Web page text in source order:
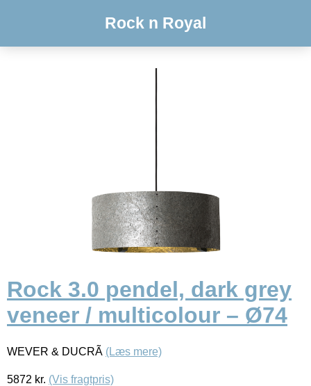
Rock n Royal
Rock 3.0 pendel, dark grey
veneer / multicolour – Ø74
WEVER & DUCRÃ (Læs mere)
5872 kr. (Vis fragtpris)